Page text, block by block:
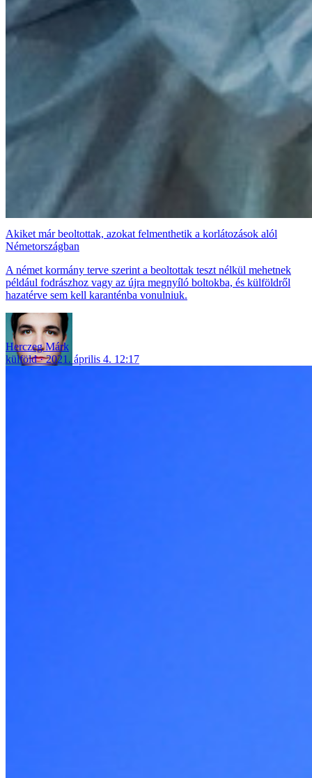
Akiket már beoltottak, azokat felmenthetik a korlátozások alól
Németországban
A német kormány terve szerint a beoltottak teszt nélkül mehetnek
például fodrászhoz vagy az újra megnyíló boltokba, és külföldről
hazatérve sem kell karanténba vonulniuk.
Herczeg Márk
külföld
2021. április 4. 12:17